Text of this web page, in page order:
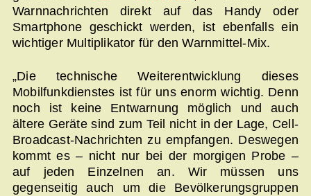
Warnnachrichten direkt auf das Handy oder
Smartphone geschickt werden, ist ebenfalls ein
wichtiger Multiplikator für den Warnmittel-Mix.
„Die technische Weiterentwicklung dieses
Mobilfunkdienstes ist für uns enorm wichtig. Denn
noch ist keine Entwarnung möglich und auch
ältere Geräte sind zum Teil nicht in der Lage, Cell-
Broadcast-Nachrichten zu empfangen. Deswegen
kommt es – nicht nur bei der morgigen Probe –
auf jeden Einzelnen an. Wir müssen uns
gegenseitig auch um die Bevölkerungsgruppen